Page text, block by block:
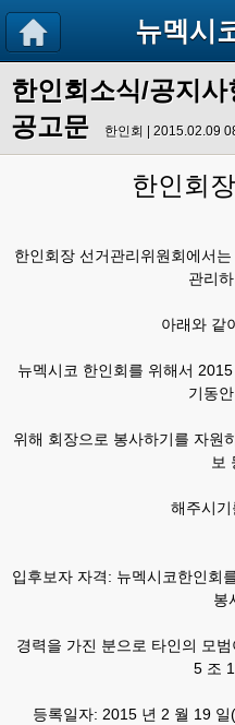
뉴멕시
한인회소식/공지사
공고문
한인회 | 2015.02.09
한인회
한인회장 선거관리위원회에서
관리
아래와 같
뉴멕시코 한인회를 위해서
기동
위해 회장으로 봉사하기를 자원
보
해주시기
입후보자 자격: 뉴멕시코한인회
봉
경력을 가진 분으로 타인의 모
5 조
등록일자: 2015 년 2 월 19